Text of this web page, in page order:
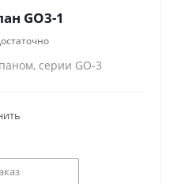
GO3-1
серии GO-3